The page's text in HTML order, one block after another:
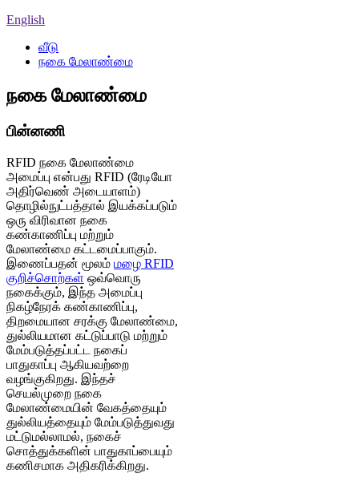
English
வீடு
நகை மேலாண்மை
நகை மேலாண்மை
பின்னணி
RFID நகை மேலாண்மை
அமைப்பு என்பது RFID (ரேடியோ
அதிர்வெண் அடையாளம்)
தொழில்நுட்பத்தால் இயக்கப்படும்
ஒரு விரிவான நகை
கண்காணிப்பு மற்றும்
மேலாண்மை கட்டமைப்பாகும்.
இணைப்பதன் மூலம் மழை RFID
குறிச்சொற்கள் ஒவ்வொரு
நகைக்கும், இந்த அமைப்பு
நிகழ்நேரக் கண்காணிப்பு,
திறமையான சரக்கு மேலாண்மை,
துல்லியமான கட்டுப்பாடு மற்றும்
மேம்படுத்தப்பட்ட நகைப்
பாதுகாப்பு ஆகியவற்றை
வழங்குகிறது. இந்தச்
செயல்முறை நகை
மேலாண்மையின் வேகத்தையும்
துல்லியத்தையும் மேம்படுத்துவது
மட்டுமல்லாமல், நகைச்
சொத்துக்களின் பாதுகாப்பையும்
கணிசமாக அதிகரிக்கிறது.